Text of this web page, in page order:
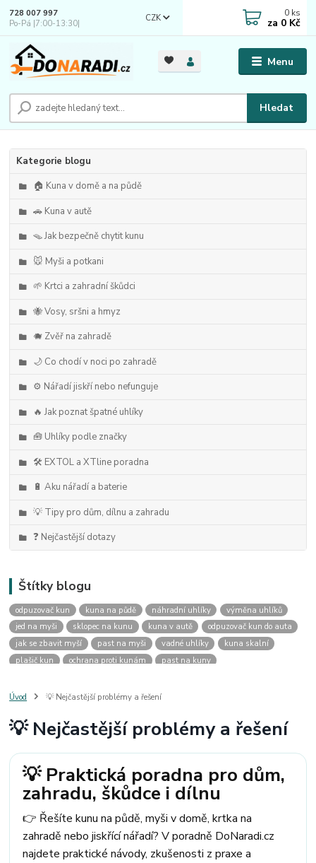
Menu
CZK
Hledat
728 007 997
Po-Pá |7:00-13:30|
0 ks
za 0 Kč
Kategorie blogu
🏠 Kuna v domě a na půdě
🚗 Kuna v autě
🪤 Jak bezpečně chytit kunu
🐭 Myši a potkani
🌱 Krtci a zahradní škůdci
🐝 Vosy, sršni a hmyz
🐗 Zvěř na zahradě
🌙 Co chodí v noci po zahradě
⚙️ Nářadí jiskří nebo nefunguje
🔥 Jak poznat špatné uhlíky
🧰 Uhlíky podle značky
🛠️ EXTOL a XTline poradna
🔋 Aku nářadí a baterie
💡 Tipy pro dům, dílnu a zahradu
❓ Nejčastější dotazy
Štítky blogu
odpuzovač kun kuna na půdě náhradní uhlíky
výměna uhlíků
jed na myši
sklopec na kunu kuna v autě
odpuzovač kun do auta
jak se zbavit myší
past na myši vadné uhlíky
kuna skalní
plašič kun
ochrana proti kunám
past na kuny
past na kunu
myši v domě odpuzovač myší
štěnice
štěnice v hotelu jak se zbavit kuny
kuna ve střeše
mravenci a mšice
uhlíky do nářadí
uhlíky do nařadí
uhlíky do vysavače
uhlíky do pračky uhlíky do
uhlíky parkside
uhlíky ferm uhlíky makita
uhlíkové kartáče
kde sehnat uhlíky
kde koupit uhlíky
Úvod 💡 Nejčastější problémy a řešení
💡 Nejčastější problémy a řešení
💡 Praktická poradna pro dům,
zahradu, škůdce i dílnu
👉 Řešíte kunu na půdě, myši v domě, krtka na
zahradě nebo jiskřící nářadí? V poradně DoNaradi.cz
najdete praktické návody, zkušenosti z praxe a